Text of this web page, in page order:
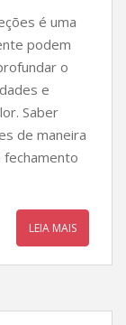
é uma
podem
o
e
Saber
de maneira
LEIA MAIS